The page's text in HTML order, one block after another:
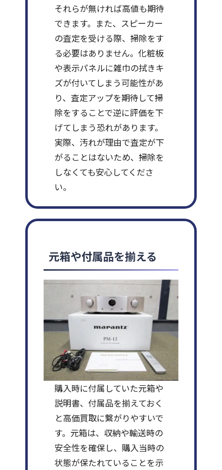
それらが無ければ高値も期待
できます。また、スピーカー
の査定を受ける際、掃除をす
る必要はありません。化粧板
や表示パネルに雑巾の拭きキ
ズが付いてしまう可能性があ
り、査定アップを期待して掃
除をすることで逆に評価を下
げてしまう恐れがあります。
実際、汚れが理由で査定が下
がることはないため、掃除を
しなくても安心してくださ
い。
元箱や付属品を揃える
購入時に付属していた元箱や
説明書、付属品を揃えておく
と高価買取に繋がりやすいで
す。元箱は、収納や輸送時の
安全性を確保し、購入当時の
状態が保たれていることを示